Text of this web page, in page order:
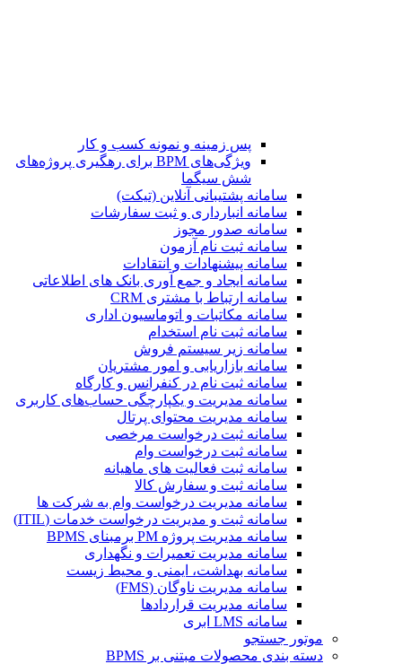
پس زمینه و نمونه کسب و کار
ویژگی‌های BPM برای رهگیری پروژه‌های
شش سیگما
سامانه پشتیبانی آنلاین (تیکت)
سامانه انبارداری و ثبت سفارشات
سامانه صدور مجوز
سامانه ثبت نام آزمون
سامانه پیشنهادات و انتقادات
سامانه ایجاد و جمع آوری بانک‌ های اطلاعاتی
سامانه ارتباط با مشتری CRM
سامانه مکاتبات و اتوماسیون اداری
سامانه ثبت نام استخدام
سامانه زیر سیستم فروش
سامانه بازاریابی و امور مشتریان
سامانه ثبت نام در کنفرانس و کارگاه
سامانه مدیریت و یکپارچگی حساب‌های کاربری
سامانه مدیریت محتوای پرتال
سامانه ثبت درخواست مرخصی
سامانه ثبت درخواست وام
سامانه ثبت فعالیت های ماهیانه
سامانه ثبت و سفارش کالا
سامانه مدیریت درخواست وام به شرکت ها
سامانه ثبت و مدیریت درخواست خدمات (ITIL)
سامانه مدیریت پروژه PM برمبنای BPMS
سامانه مدیریت تعمیرات و نگهداری
سامانه بهداشت، ایمنی و محیط زیست
سامانه مدیریت ناوگان (FMS)
سامانه مدیریت قراردادها
سامانه LMS ابری
موتور جستجو
دسته بندی محصولات مبتنی بر BPMS